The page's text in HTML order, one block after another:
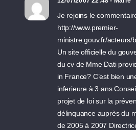
Je rejoins le
http://www.premier-
ministre.gouv.fr/
Un site officielle du
du cv de Mme Dati
in France? C’est bien
inferieure à 3 ans
projet de loi sur la
délinquance auprès du
de 2005 à 2007